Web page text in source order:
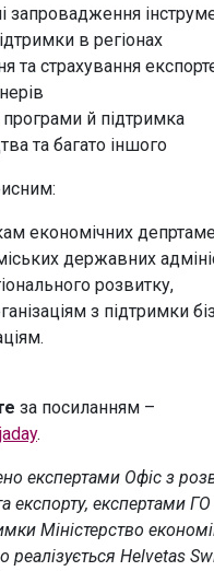
запровадження
в регіонах
та страхування
програми й підтримка
та багато іншого
економічних
державних
розвитку,
з підтримки
за посиланням –
.
експертами Офіс з
експорту, експертами
Міністерство
реалізується Helvetas